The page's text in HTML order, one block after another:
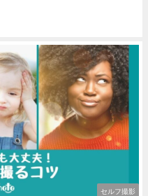
セルフ撮影